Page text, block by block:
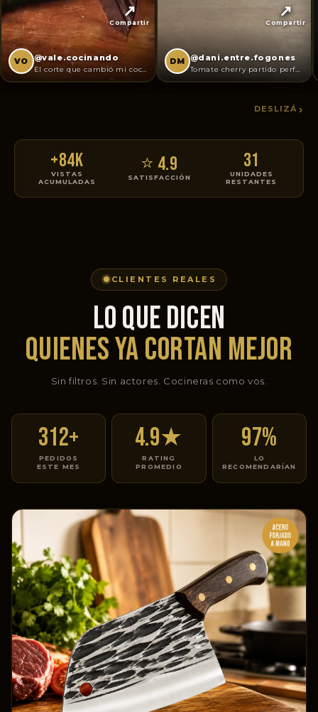
↗️
Compartir
VO @vale.cocinando
El corte que cambió mi cocina 🔪
↗️
Compartir
DM @dani.entre.fogones
Tomate cherry partido perfecto ✅
DESLIZÁ ›
+84K
VISTAS
ACUMULADAS
⭐ 4.9
SATISFACCIÓN
31
UNIDADES
RESTANTES
CLIENTES REALES
LO QUE DICEN
QUIENES YA CORTAN MEJOR
Sin filtros. Sin actores. Cocineras como vos.
312+
PEDIDOS
ESTE MES
4.9★
RATING
PROMEDIO
97%
LO
RECOMENDARÍAN